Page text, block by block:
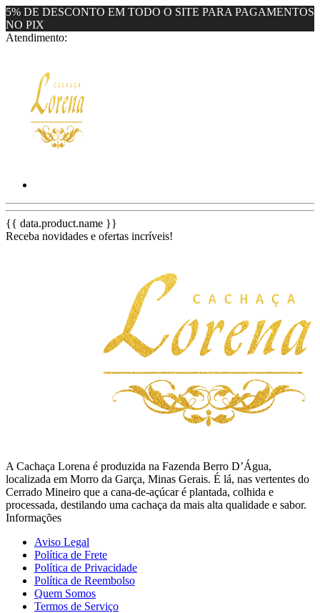
5% DE DESCONTO EM TODO O SITE PARA PAGAMENTOS
NO PIX
Atendimento:
{{ data.product.name }}
Receba novidades e ofertas incríveis!
A Cachaça Lorena é produzida na Fazenda Berro D’Água,
localizada em Morro da Garça, Minas Gerais. É lá, nas vertentes do
Cerrado Mineiro que a cana-de-açúcar é plantada, colhida e
processada, destilando uma cachaça da mais alta qualidade e sabor.
Informações
Aviso Legal
Política de Frete
Política de Privacidade
Política de Reembolso
Quem Somos
Termos de Serviço